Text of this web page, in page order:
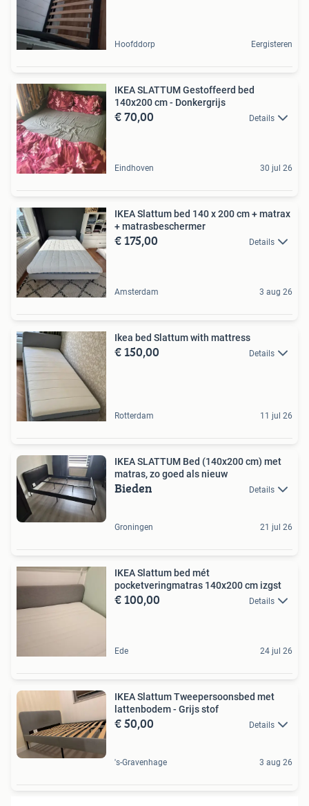
Hoofddorp Eergisteren
IKEA SLATTUM Gestoffeerd bed
140x200 cm - Donkergrijs
€ 70,00 Details
Eindhoven 30 jul 26
IKEA Slattum bed 140 x 200 cm + matrax
+ matrasbeschermer
€ 175,00 Details
Amsterdam 3 aug 26
Ikea bed Slattum with mattress
€ 150,00 Details
Rotterdam 11 jul 26
IKEA SLATTUM Bed (140x200 cm) met
matras, zo goed als nieuw
Bieden Details
Groningen 21 jul 26
IKEA Slattum bed mét
pocketveringmatras 140x200 cm izgst
€ 100,00 Details
Ede 24 jul 26
IKEA Slattum Tweepersoonsbed met
lattenbodem - Grijs stof
€ 50,00 Details
's-Gravenhage 3 aug 26